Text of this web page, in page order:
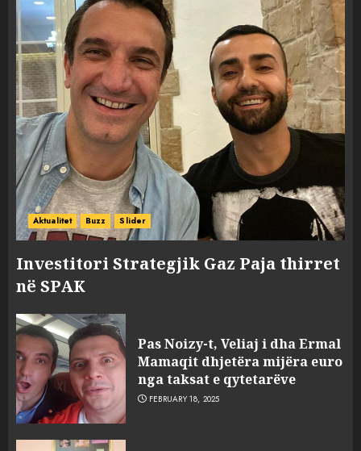
Aktualitet Buzz Slider
Investitori Strategjik Gaz Paja thirret
në SPAK
Pas Noizy-t, Veliaj i dha Ermal
Mamaqit dhjetëra mijëra euro
nga taksat e qytetarëve
FEBRUARY 18, 2025